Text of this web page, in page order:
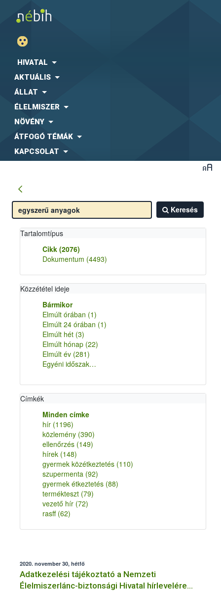
HIVATAL
AKTUÁLIS
ÁLLAT
ÉLELMISZER
NÖVÉNY
ÁTFOGÓ TÉMÁK
KAPCSOLAT
Keresés
Tartalomtípus
Cikk (2076)
Dokumentum (4493)
Közzététel ideje
Bármikor
Elmúlt órában (1)
Elmúlt 24 órában (1)
Elmúlt hét (3)
Elmúlt hónap (22)
Elmúlt év (281)
Egyéni időszak…
Címkék
Minden címke
hír (1196)
közlemény (390)
ellenőrzés (149)
hírek (148)
gyermek közétkeztetés (110)
szupermenta (92)
gyermek étkeztetés (88)
termékteszt (79)
vezető hír (72)
rasff (62)
2020. november 30, hétfő
Adatkezelési tájékoztató a Nemzeti
Élelmiszerlánc-biztonsági Hivatal hírlevelére